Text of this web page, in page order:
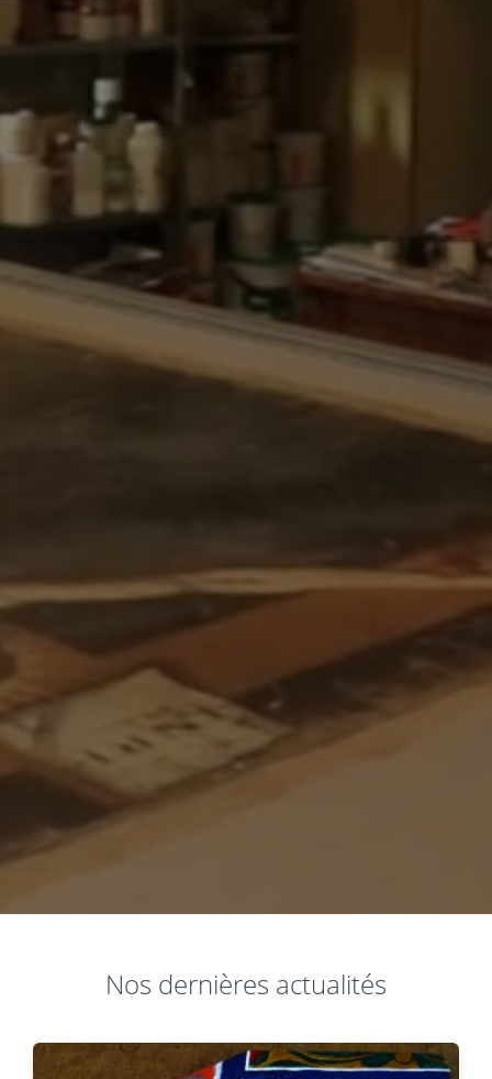
Nos dernières actualités